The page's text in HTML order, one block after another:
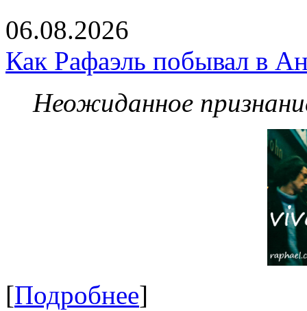
06.08.2026
Как Рафаэль побывал в
Неожиданное
[Подробнее]